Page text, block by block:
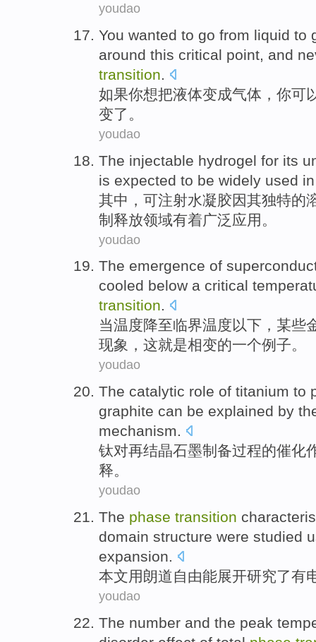
youdao
You wanted to go from liquid to
around this critical point, and
transition.
如果你想把液体变成气体 ，你可
变了。
youdao
The injectable hydrogel for its
is expected to be widely used in
其中 ，可注射水凝胶因其独特的
制释放领域有着广泛应用。
youdao
The emergence of
cooled below a critical
transition.
当温度降至临界温度以下 ， 某些
现象， 这就是相变的一个例子。
youdao
The catalytic role of titanium to
graphite can be explained by
mechanism.
钛对再结晶石墨制备过程的催化
释。
youdao
The phase transition
domain structure were studied
expansion.
本文用朗道 自由能展开研究了有
youdao
The number and the peak